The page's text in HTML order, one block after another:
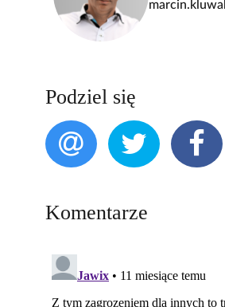
Podziel się
Komentarze